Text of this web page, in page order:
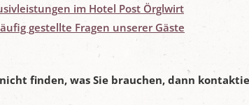
im Hotel Post Örglwirt
gestellte Fragen unserer Gäste
finden, was Sie brauchen, dann